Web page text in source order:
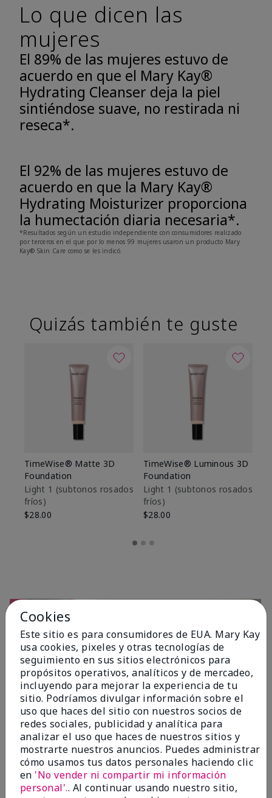
Lo que dicen las
mujeres
El 89% de las mujeres estuvo de
acuerdo en que el Mary Kay®
Hydrating Cleanser deja la piel
sintiéndose suave, no restirada ni
reseca*.
El 92% de las mujeres estuvo de
acuerdo en que la Mary Kay®
Hydrating Moisturizer proporciona
la humectación diaria necesaria*.
*Resultados según un estudio independiente con consumidores realizado
por terceros en el que por lo menos 99 mujeres usaron un producto Mary
Kay® Skin Care como se les indicó.
Quizás también te guste
TimeWise® Matte 3D
Foundation
Light 1​ (subtonos rosados
fríos)
$28.00
TimeWise® Luminous 3D
Foundation
Light 1​ (subtonos rosados
fríos)
$28.00
OPINIONES
4.7
10 Reseñas
Cookies
Este sitio es para consumidores de EUA. Mary Kay
usa cookies, pixeles y otras tecnologías de
seguimiento en sus sitios electrónicos para
propósitos operativos, analíticos y de mercadeo,
incluyendo para mejorar la experiencia de tu
sitio. Podríamos divulgar información sobre el
uso que haces del sitio con nuestros socios de
redes sociales, publicidad y analítica para
analizar el uso que haces de nuestros sitios y
mostrarte nuestros anuncios. Puedes administrar
cómo usamos tus datos personales haciendo clic
en 'No vender ni compartir mi información
personal'.. Al continuar usando nuestro sitio,